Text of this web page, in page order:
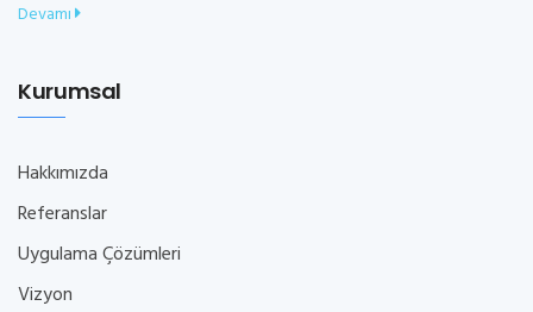
Devamı
Kurumsal
Hakkımızda
Referanslar
Uygulama Çözümleri
Vizyon